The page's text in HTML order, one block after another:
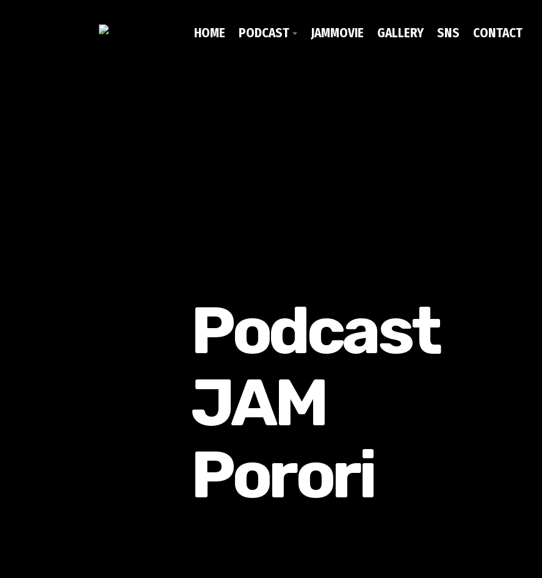
HOME PODCAST JAMMOVIE GALLERY SNS CONTACT